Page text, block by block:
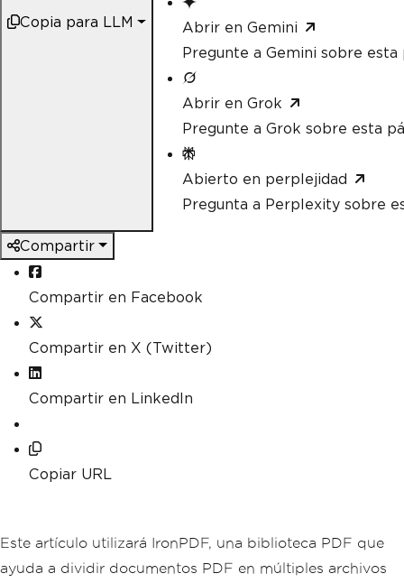
Copia para LLM
Abrir en Gemini
Pregunte a Gemini sobre esta
Abrir en Grok
Pregunte a Grok sobre esta
Abierto en perplejidad
Pregunta a Perplexity sobre
Compartir
Compartir en Facebook
Compartir en X (Twitter)
Compartir en LinkedIn
Copiar URL
Este artículo utilizará IronPDF, una biblioteca PDF que
ayuda a dividir documentos PDF en múltiples archivos